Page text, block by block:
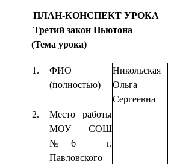
ПЛАН-КОНСПЕКТ УРОКА
Третий закон Ньютона
(Тема урока)
ФИО
(полностью)
Никольская
Ольга
Сергеевна
Место работы
МОУ СОШ
№6 г.
Павловского